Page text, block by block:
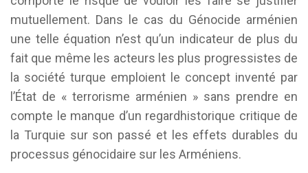
mutuellement. Dans le cas du Génocide arménien
une telle équation n’est qu’un indicateur de plus du
fait que même les acteurs les plus progressistes de
la société turque emploient le concept inventé par
l’État de « terrorisme arménien » sans prendre en
compte le manque d’un regardhistorique critique de
la Turquie sur son passé et les effets durables du
processus génocidaire sur les Arméniens.